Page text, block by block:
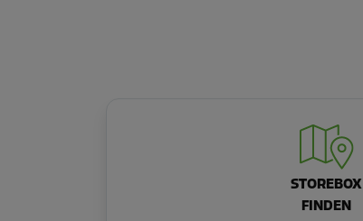
STOREBOX
FINDEN